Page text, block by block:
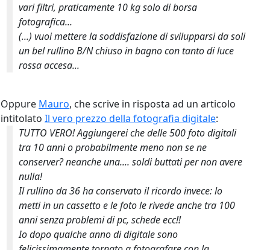
vari filtri, praticamente 10 kg solo di borsa
fotografica...
(...) vuoi mettere la soddisfazione di svilupparsi da soli
un bel rullino B/N chiuso in bagno con tanto di luce
rossa accesa...
Oppure Mauro, che scrive in risposta ad un articolo
intitolato Il vero prezzo della fotografia digitale:
TUTTO VERO! Aggiungerei che delle 500 foto digitali
tra 10 anni o probabilmente meno non se ne
conserver? neanche una.... soldi buttati per non avere
nulla!
Il rullino da 36 ha conservato il ricordo invece: lo
metti in un cassetto e le foto le rivede anche tra 100
anni senza problemi di pc, schede ecc!!
Io dopo qualche anno di digitale sono